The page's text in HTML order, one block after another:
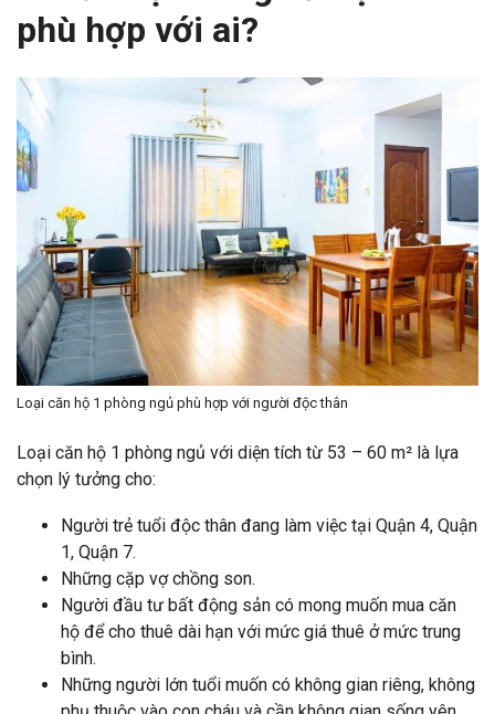
phù hợp với ai?
Loại căn hộ 1 phòng ngủ phù hợp với người độc thân
Loại căn hộ 1 phòng ngủ với diện tích từ 53 – 60 m² là lựa
chọn lý tưởng cho:
Người trẻ tuổi độc thân đang làm việc tại Quận 4, Quận
1, Quận 7.
Những cặp vợ chồng son.
Người đầu tư bất động sản có mong muốn mua căn
hộ để cho thuê dài hạn với mức giá thuê ở mức trung
bình.
Những người lớn tuổi muốn có không gian riêng, không